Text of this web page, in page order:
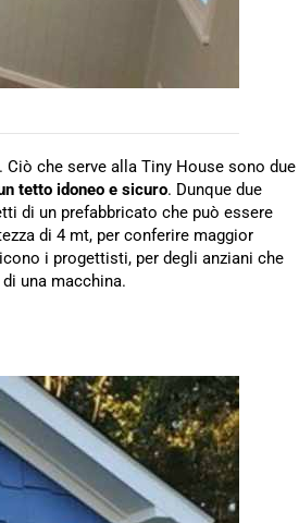
che serve alla Tiny House sono due
tetto idoneo e sicuro. Dunque due
di un prefabbricato che può essere
di 4 mt, per conferire maggior
i progettisti, per degli anziani che
una macchina.